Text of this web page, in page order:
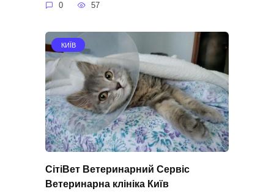
0 57
КИЇВ
СітіВет Ветеринарний Сервіс
Ветеринарна клініка Київ